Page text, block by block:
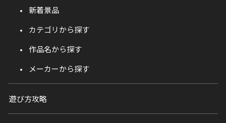
新着景品
カテゴリから探す
作品名から探す
メーカーから探す
遊び方攻略